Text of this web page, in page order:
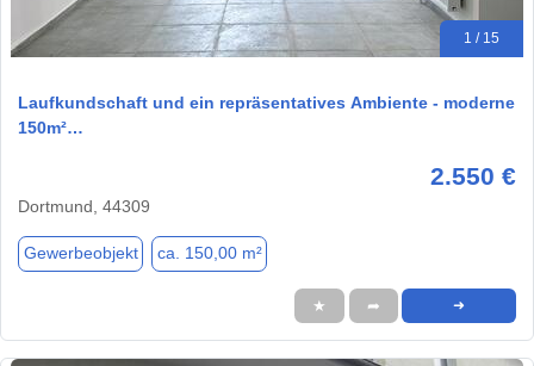
1 / 15
Laufkundschaft und ein repräsentatives Ambiente - moderne
150m²…
2.550 €
Dortmund, 44309
Gewerbeobjekt ca. 150,00 m²
★ ➦ ➜